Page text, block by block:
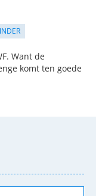
Want de
komt ten goede